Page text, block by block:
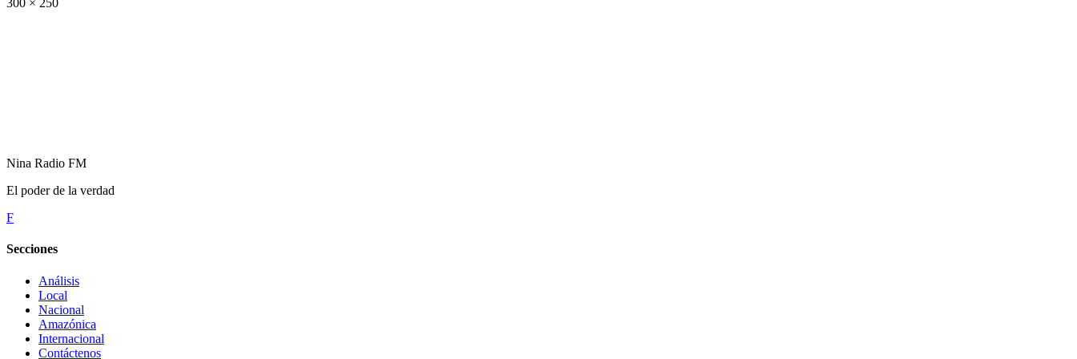
300 × 250
Nina Radio FM
El poder de la verdad
F
Secciones
Análisis
Local
Nacional
Amazónica
Internacional
Contáctenos